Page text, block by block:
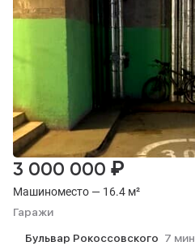
Машиноместо — 16.4 м²
Гаражи
3 000 000 ₽
Бульвар Рокоссовского 7 мин.